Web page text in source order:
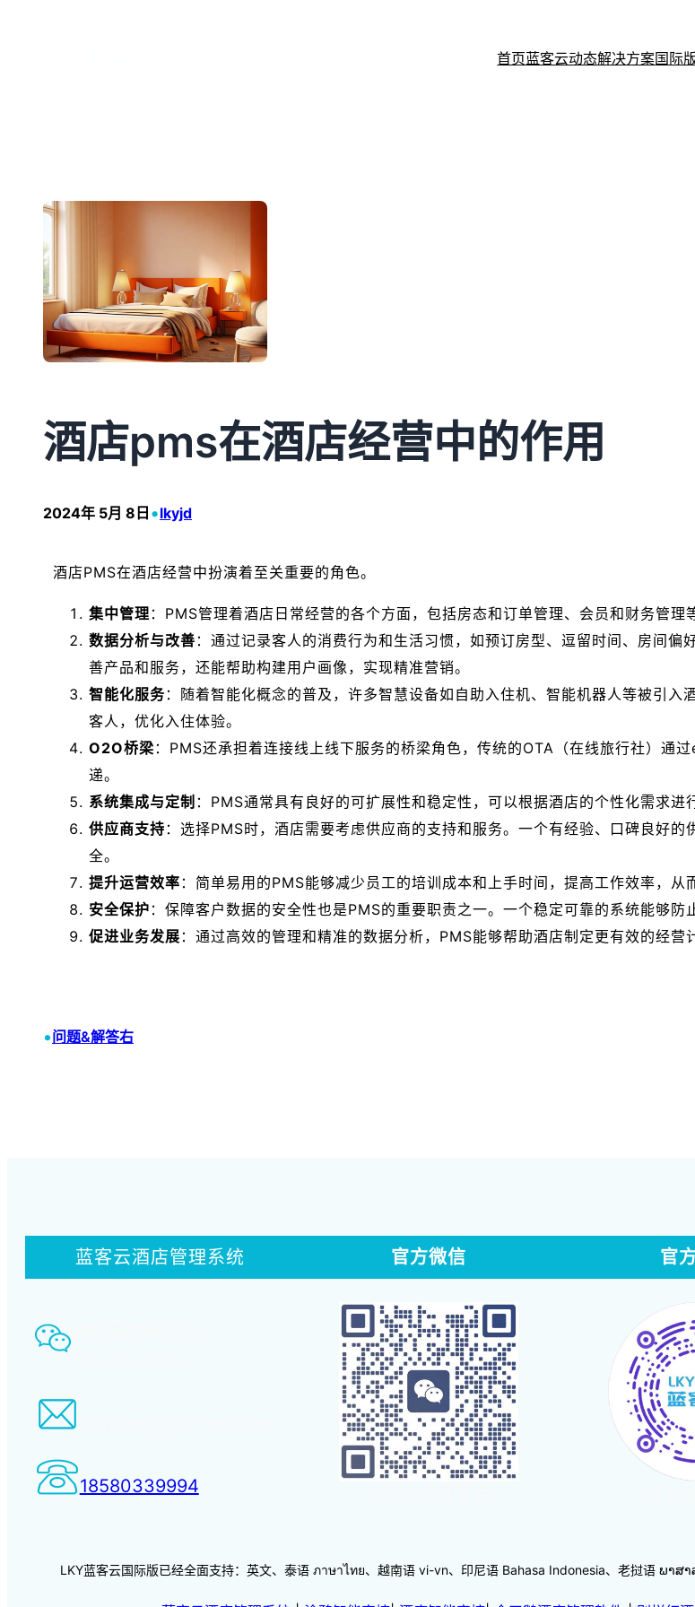
首页蓝客云动态解决方案国际
酒店pms在酒店经营中的作用
2024年 5月 8日 •lkyjd
酒店PMS在酒店经营中扮演着至关重要的角色。
集中管理 ：PMS管理着酒店日常经营的各个方面，包括房态和订单管理、会员和财务管
数据分析与改善 ：通过记录客人的消费行为和生活习惯，如预订房型、逗留时间、房间
善产品和服务，还能帮助构建用户画像，实现精准营销。
智能化服务：随着智能化概念的普及，许多智慧设备如自助入住机、智能机器人等被引
客人，优化入住体验。
O2O桥梁 ：PMS还承担着连接线上线下服务的桥梁角色，传统的OTA（在线旅行社）
递。
系统集成与定制 ：PMS通常具有良好的可扩展性和稳定性，可以根据酒店的个性化需求
供应商支持 ：选择PMS时，酒店需要考虑供应商的支持和服务。一个有经验、口碑良好
全。
提升运营效率 ：简单易用的PMS能够减少员工的培训成本和上手时间，提高工作效率，从
安全保护 ：保障客户数据的安全性也是PMS的重要职责之一。一个稳定可靠的系统能够防
促进业务发展 ：通过高效的管理和精准的数据分析，PMS能够帮助酒店制定更有效的经营
•问题&解答右
蓝客云酒店管理系统
智慧酒店事业部：
18580339994
官方微信 官
LKY蓝客云国际版已经全面支持：英文、泰语 ภาษาไทย、越南语 vi-vn、印尼语 Bahasa Indonesia、老挝语 ພາສ